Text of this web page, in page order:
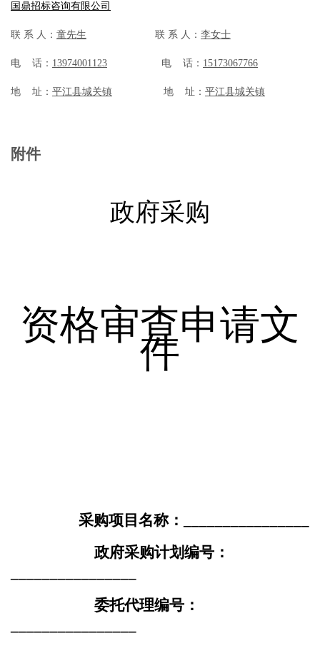
国鼎招标咨询有限公司
联 系 人： 童先生 联 系 人： 李女士
电 话： 13974001123 电 话： 15173067766
地 址： 平江县城关镇 地 址： 平江县城关镇
附件
政府采购
资格审查申请文
件
采购项目名称：
政府采购计划编号：
委托代理编号：